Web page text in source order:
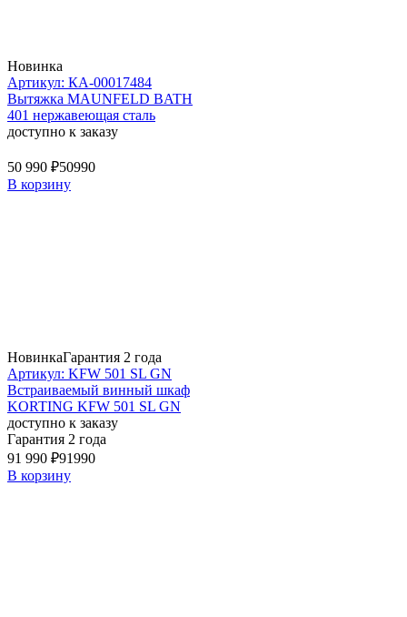
Новинка
Артикул: КА-00017484
Вытяжка MAUNFELD BATH
401 нержавеющая сталь
доступно к заказу
50 990 ₽50990
В корзину
НовинкаГарантия 2 года
Артикул: KFW 501 SL GN
Встраиваемый винный шкаф
KORTING KFW 501 SL GN
доступно к заказу
Гарантия 2 года
91 990 ₽91990
В корзину